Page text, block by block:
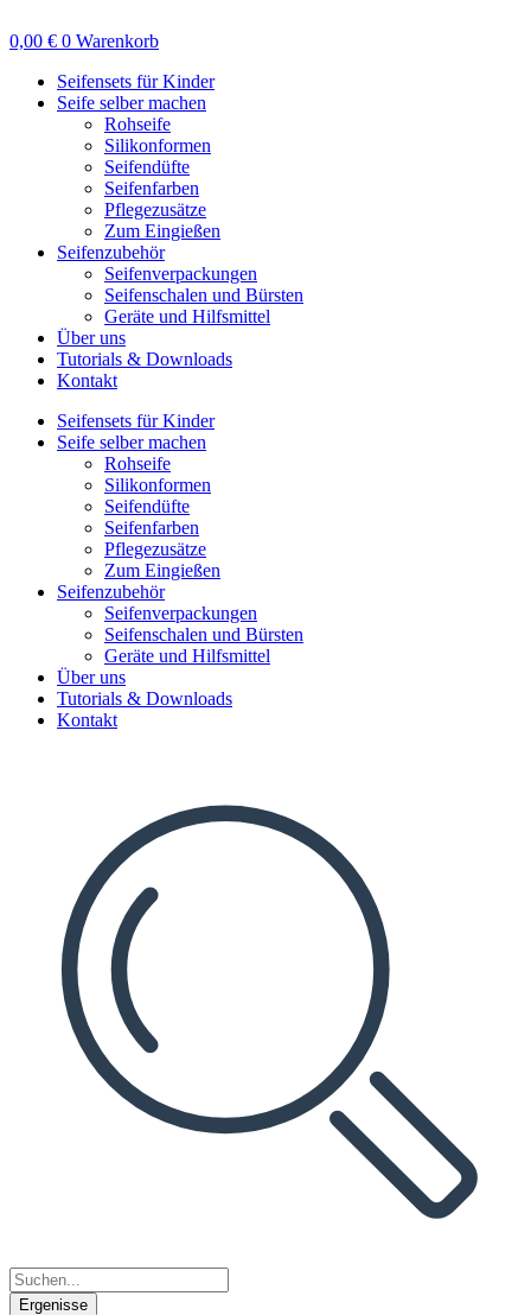
Inhalt
0,00 € 0 Warenkorb
Seifensets für Kinder
Seife selber machen
Rohseife
Silikonformen
Seifendüfte
Seifenfarben
Pflegezusätze
Zum Eingießen
Seifenzubehör
Seifenverpackungen
Seifenschalen und Bürsten
Geräte und Hilfsmittel
Über uns
Tutorials & Downloads
Kontakt
Seifensets für Kinder
Seife selber machen
Rohseife
Silikonformen
Seifendüfte
Seifenfarben
Pflegezusätze
Zum Eingießen
Seifenzubehör
Seifenverpackungen
Seifenschalen und Bürsten
Geräte und Hilfsmittel
Über uns
Tutorials & Downloads
Kontakt
Ergenisse